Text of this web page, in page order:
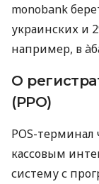
monobank
украинских и
например, в
О
(РРО)
POS-терминал
кассовым
систему с